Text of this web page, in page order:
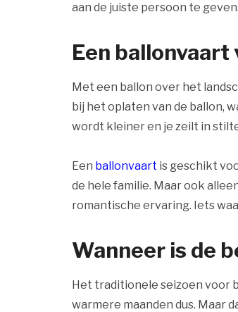
aan de juiste persoon te geven.
Een ballonvaart
Met een ballon over het
bij het oplaten van de ballon,
wordt kleiner en je zeilt in
Een ballonvaart is geschikt
de hele familie. Maar ook
romantische ervaring. Iets
Wanneer is de
Het traditionele seizoen voor
warmere maanden dus. Maar